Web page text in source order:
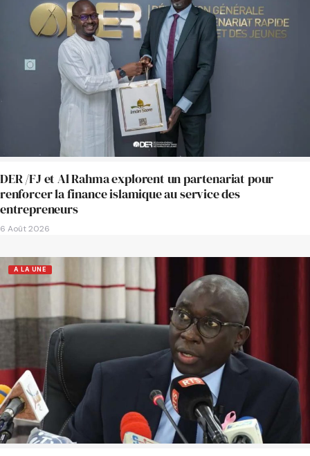
DER /FJ et Al Rahma explorent un partenariat pour
renforcer la finance islamique au service des
entrepreneurs
6 Août 2026
A LA UNE